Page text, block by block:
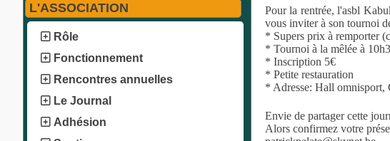
L'ASSOCIATION
Rôle
Fonctionnement
Rencontres annuelles
Le Journal
Adhésion
Pour la rentrée, l'asbl
vous inviter à son tournoi
* Supers prix à remporter
* Tournoi à la mêlée à
* Inscription 5€
* Petite restauration
* Adresse: Hall omnisport,
Envie de partager cette
Alors confirmez votre